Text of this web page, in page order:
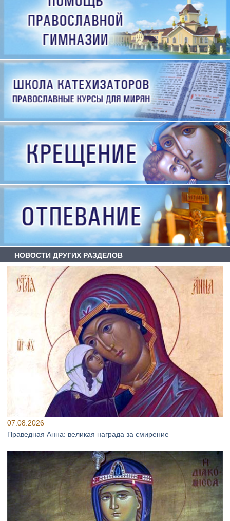
НОВОСТИ ДРУГИХ РАЗДЕЛОВ
07.08.2026
Праведная Анна: великая награда за смирение